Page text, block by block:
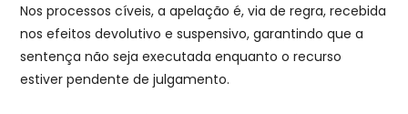
Nos processos cíveis, a apelação é, via de regra, recebida
nos efeitos devolutivo e suspensivo, garantindo que a
sentença não seja executada enquanto o recurso
estiver pendente de julgamento.